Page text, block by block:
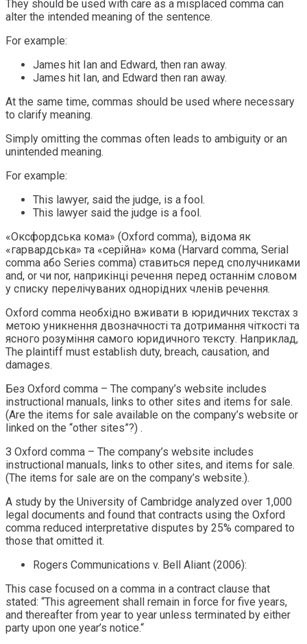
They should be used with care as a misplaced comma can
alter the intended meaning of the sentence.
For example:
James hit Ian and Edward, then ran away.
James hit Ian, and Edward then ran away.
At the same time, commas should be used where necessary
to clarify meaning.
Simply omitting the commas often leads to ambiguity or an
unintended meaning.
For example:
This lawyer, said the judge, is a fool.
This lawyer said the judge is a fool.
«Oксфордська кома» (Oxford comma), відома як
«гарвардська» та «серійна» кома (Harvard comma, Serial
comma або Series comma) ставиться перед сполучниками
and, or чи nor, наприкінці речення перед останнім словом
у списку перелічуваних однорідних членів речення.
Oxford comma необхідно вживати в юридичних текстах з
метою уникнення двозначності та дотримання чіткості та
ясного розуміння самого юридичного тексту. Наприклад,
The plaintiff must establish duty, breach, causation, and
damages.
Без Oxford comma – The company’s website includes
instructional manuals, links to other sites and items for sale.
(Are the items for sale available on the company’s website or
linked on the “other sites”?) .
З Oxford comma – The company’s website includes
instructional manuals, links to other sites, and items for sale.
(The items for sale are on the company’s website.).
A study by the University of Cambridge analyzed over 1,000
legal documents and found that contracts using the Oxford
comma reduced interpretative disputes by 25% compared to
those that omitted it.
Rogers Communications v. Bell Aliant (2006):
This case focused on a comma in a contract clause that
stated: “This agreement shall remain in force for five years,
and thereafter from year to year unless terminated by either
party upon one year’s notice.“